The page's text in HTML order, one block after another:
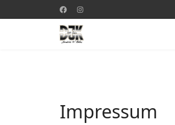
Impressum